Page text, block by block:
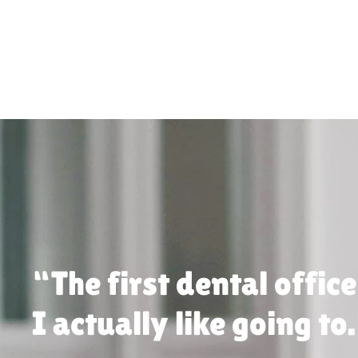
“The first dental office
I actually like going